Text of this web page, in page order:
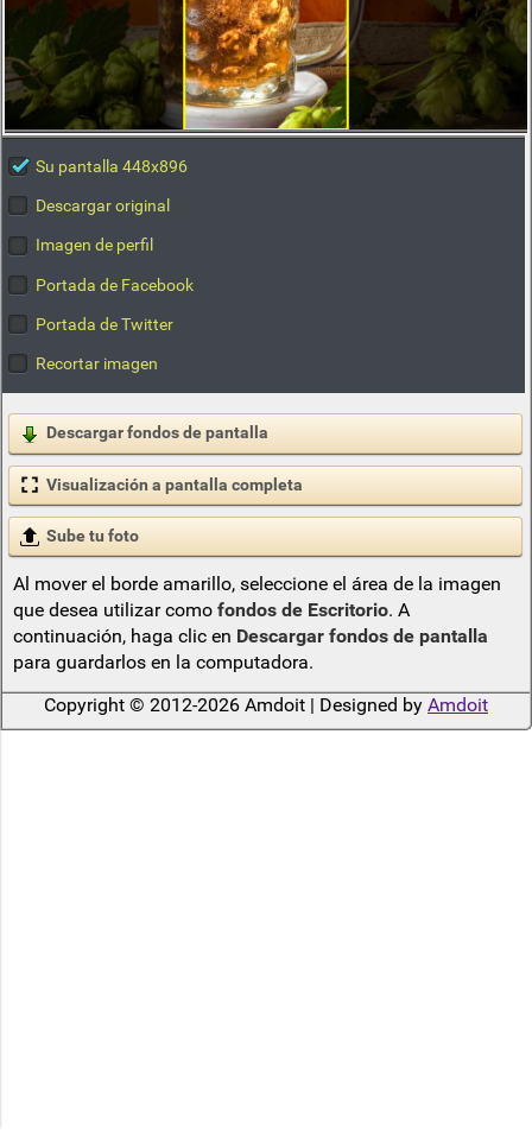
Su pantalla 448x896
Descargar original
Imagen de perfil
Portada de Facebook
Portada de Twitter
Recortar imagen
Descargar fondos de pantalla
Visualización a pantalla completa
Sube tu foto
Al mover el borde amarillo, seleccione el área de la imagen
que desea utilizar como fondos de Escritorio. A
continuación, haga clic en Descargar fondos de pantalla
para guardarlos en la computadora.
Copyright © 2012-2026 Amdoit | Designed by Amdoit